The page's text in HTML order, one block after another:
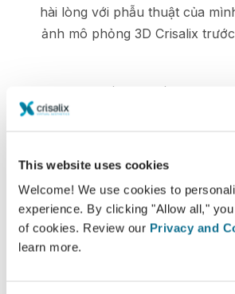
This website uses cookies
Welcome! We use cookies to
experience. By clicking "Allow all,"
of cookies. Review our Privacy and
learn more.
hài lòng với phẫu thuật của
ảnh mô phỏng 3D Crisalix
ngực đã trải qua phẫu thuật từ tháng 5